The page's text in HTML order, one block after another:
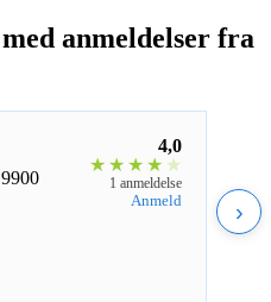
anmeldelser fra
4,0
★ ★ ★ ★ ★
1 anmeldelse
Anmeld ›